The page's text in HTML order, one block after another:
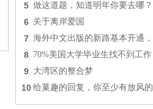
5 做这道题，知道明年你要去哪？
6 关于离岸爱国
7 海外中文出版的新路基本开通，
8 70%美国大学毕业生找不到工作
9 大湾区的整合梦
10 给菓趣的回复，你至少有放风的